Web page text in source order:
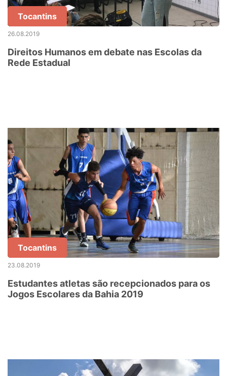
Tocantins
26.08.2019
Direitos Humanos em debate nas Escolas da
Rede Estadual
Tocantins
23.08.2019
Estudantes atletas são recepcionados para os
Jogos Escolares da Bahia 2019